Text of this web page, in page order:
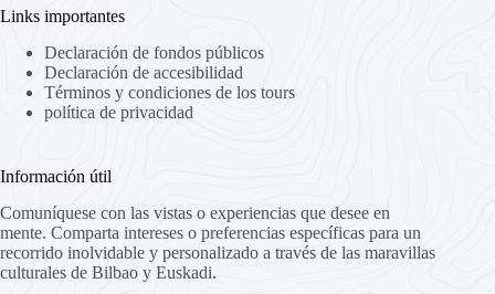
Links importantes
Declaración de fondos públicos
Declaración de accesibilidad
Términos y condiciones de los tours
política de privacidad
Información útil
Comuníquese con las vistas o experiencias que desee en
mente. Comparta intereses o preferencias específicas para un
recorrido inolvidable y personalizado a través de las maravillas
culturales de Bilbao y Euskadi.